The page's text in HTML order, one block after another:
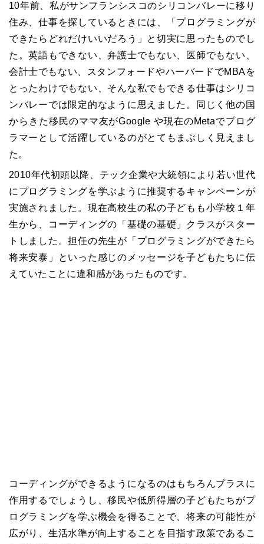
10年前、私がサンフランシスコのシリコンバレーに移り
住み、仕事を探しているときには、「プログラミングが
できたらどれだけいいだろう」と切実に思ったものでし
た。英語もできない、弁護士でもない、医師でもない、
会計士でもない、スタンフォードやハーバードでMBAを
とったわけでもない、そんな私でもできる仕事はシリコ
ンバレーでは限定的なように思えました。同じく他の国
からきた移民のママ友がGoogle や現在のMetaでプログ
ラマーとして活躍しているのがとてもまぶしく見えまし
た。
2010年代初頭以降、テック企業や大統領により若い世代
にプログラミングを学ぶように推奨するキャンペーンが
実施されました。現在高校生の私の子どもも小学校１年
生から、コーディングの「基礎の基礎」クラスがスター
トしました。担任の先生が「プログラミングができたら
将来安泰」といった感じのメッセージを子どもたちに伝
えていたことに違和感があったものです。
コーディングができるようになるのはもちろんプラスに
作用するでしょうし、移民や低所得層の子どもたちがプ
ログラミングを学ぶ機会を得ることで、将来の可能性が
広がり、生活水準が向上することを目指す政策であるこ